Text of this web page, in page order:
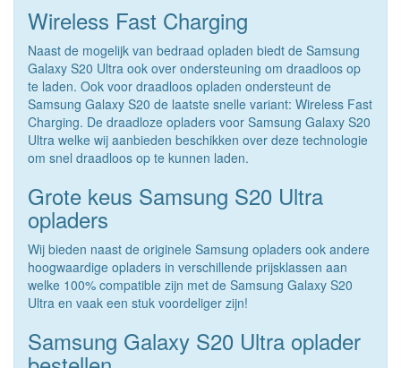
Wireless Fast Charging
Naast de mogelijk van bedraad opladen biedt de Samsung
Galaxy S20 Ultra ook over ondersteuning om draadloos op
te laden. Ook voor draadloos opladen ondersteunt de
Samsung Galaxy S20 de laatste snelle variant: Wireless Fast
Charging. De draadloze opladers voor Samsung Galaxy S20
Ultra welke wij aanbieden beschikken over deze technologie
om snel draadloos op te kunnen laden.
Grote keus Samsung S20 Ultra
opladers
Wij bieden naast de originele Samsung opladers ook andere
hoogwaardige opladers in verschillende prijsklassen aan
welke 100% compatible zijn met de Samsung Galaxy S20
Ultra en vaak een stuk voordeliger zijn!
Samsung Galaxy S20 Ultra oplader